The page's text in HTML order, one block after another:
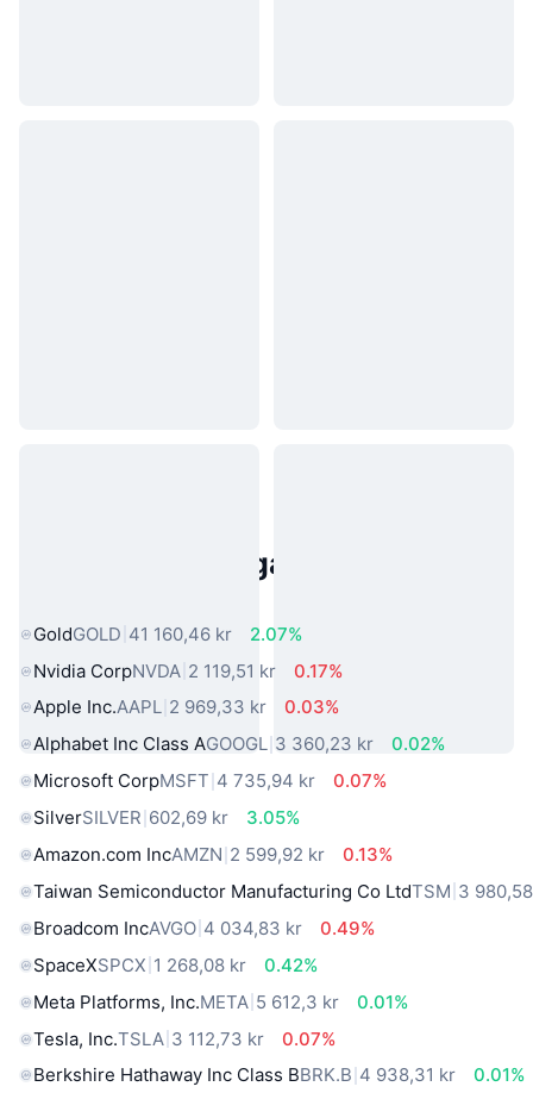
Populära tillgångar från den
GoldGOLD 41 160,46 kr
2.07%
Nvidia CorpNVDA 2 119,51 kr
0.17%
Apple Inc.AAPL 2 969,33 kr
0.03%
Alphabet Inc Class AGOOGL 3 360,23 kr
0.02%
Microsoft CorpMSFT 4 735,94 kr
0.07%
SilverSILVER 602,69 kr
3.05%
Amazon.com IncAMZN 2 599,92 kr
0.13%
Taiwan Semiconductor Manufacturing Co LtdTSM 3
Broadcom IncAVGO 4 034,83 kr
0.49%
SpaceXSPCX 1 268,08 kr
0.42%
Meta Platforms, Inc.META 5 612,3 kr
0.01%
Tesla, Inc.TSLA 3 112,73 kr
0.07%
Berkshire Hathaway Inc Class BBRK.B 4 938,31 kr
0.01%